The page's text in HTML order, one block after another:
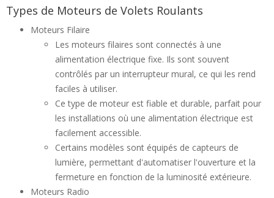
Types de Moteurs de Volets Roulants
Moteurs Filaire
Les moteurs filaires sont connectés à une
alimentation électrique fixe. Ils sont souvent
contrôlés par un interrupteur mural, ce qui les rend
faciles à utiliser.
Ce type de moteur est fiable et durable, parfait pour
les installations où une alimentation électrique est
facilement accessible.
Certains modèles sont équipés de capteurs de
lumière, permettant d'automatiser l'ouverture et la
fermeture en fonction de la luminosité extérieure.
Moteurs Radio